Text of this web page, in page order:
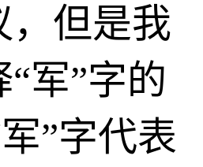
，但是我
军”字的
”字代表